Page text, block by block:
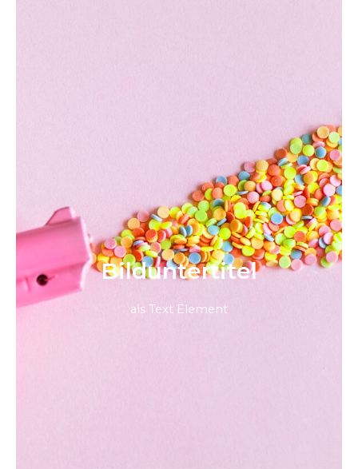
Bild­unter­titel
als Text Element